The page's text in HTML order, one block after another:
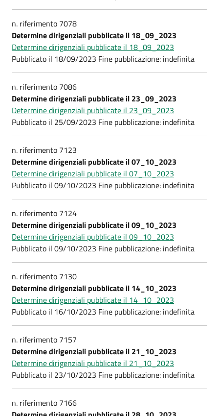
n. riferimento 7078
Determine dirigenziali pubblicate il 18_09_2023
Determine dirigenziali pubblicate il 18_09_2023
Pubblicato il 18/09/2023 Fine pubblicazione: indefinita
n. riferimento 7086
Determine dirigenziali pubblicate il 23_09_2023
Determine dirigenziali pubblicate il 23_09_2023
Pubblicato il 25/09/2023 Fine pubblicazione: indefinita
n. riferimento 7123
Determine dirigenziali pubblicate il 07_10_2023
Determine dirigenziali pubblicate il 07_10_2023
Pubblicato il 09/10/2023 Fine pubblicazione: indefinita
n. riferimento 7124
Determine dirigenziali pubblicate il 09_10_2023
Determine dirigenziali pubblicate il 09_10_2023
Pubblicato il 09/10/2023 Fine pubblicazione: indefinita
n. riferimento 7130
Determine dirigenziali pubblicate il 14_10_2023
Determine dirigenziali pubblicate il 14_10_2023
Pubblicato il 16/10/2023 Fine pubblicazione: indefinita
n. riferimento 7157
Determine dirigenziali pubblicate il 21_10_2023
Determine dirigenziali pubblicate il 21_10_2023
Pubblicato il 23/10/2023 Fine pubblicazione: indefinita
n. riferimento 7166